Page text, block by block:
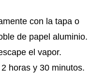
con la tapa o
de papel aluminio.
el vapor.
horas y 30 minutos.